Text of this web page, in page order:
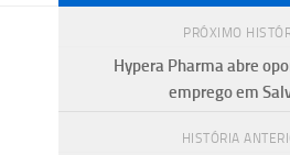
PRÓXIMO
Hypera Pharma abre
emprego em
HISTÓRIA